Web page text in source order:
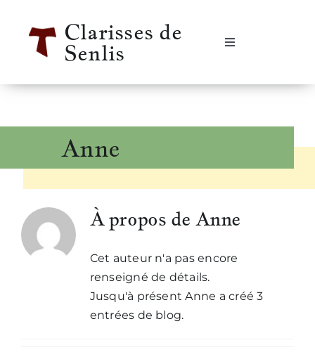
contenu
Clarisses de
Senlis
Navigation
Se rencontrer
Qui sommes-nous ?
Notre vie
Notre histoire
Informations pratiques
Anne
À propos de Anne
Cet auteur n'a pas encore
renseigné de détails.
Jusqu'à présent Anne a créé 3
entrées de blog.